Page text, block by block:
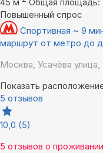
45 м Общая площадь:
Повышенный спрос
Спортивная ~ 9
маршрут от метро до
Москва, Усачёва улица,
Показать
5 отзывов
10,0 (5)
5 отзывов о